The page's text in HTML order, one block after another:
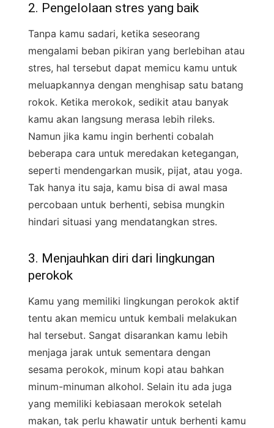
2. Pengelolaan stres yang baik
Tanpa kamu sadari, ketika seseorang
mengalami beban pikiran yang berlebihan atau
stres, hal tersebut dapat memicu kamu untuk
meluapkannya dengan menghisap satu batang
rokok. Ketika merokok, sedikit atau banyak
kamu akan langsung merasa lebih rileks.
Namun jika kamu ingin berhenti cobalah
beberapa cara untuk meredakan ketegangan,
seperti mendengarkan musik, pijat, atau yoga.
Tak hanya itu saja, kamu bisa di awal masa
percobaan untuk berhenti, sebisa mungkin
hindari situasi yang mendatangkan stres.
3. Menjauhkan diri dari lingkungan
perokok
Kamu yang memiliki lingkungan perokok aktif
tentu akan memicu untuk kembali melakukan
hal tersebut. Sangat disarankan kamu lebih
menjaga jarak untuk sementara dengan
sesama perokok, minum kopi atau bahkan
minum-minuman alkohol. Selain itu ada juga
yang memiliki kebiasaan merokok setelah
makan, tak perlu khawatir untuk berhenti kamu